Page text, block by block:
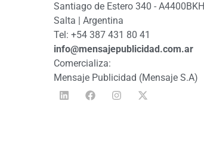
Santiago de Estero 340 - A4400BKH
Salta | Argentina
Tel: +54 387 431 80 41
info@mensajepublicidad.com.ar
Comercializa:
Mensaje Publicidad (Mensaje S.A)